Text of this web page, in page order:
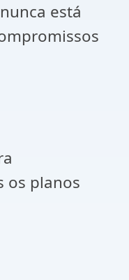
está
os planos